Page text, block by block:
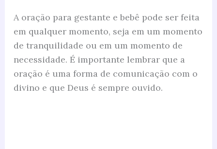
A oração para gestante e bebê pode ser feita
em qualquer momento, seja em um momento
de tranquilidade ou em um momento de
necessidade. É importante lembrar que a
oração é uma forma de comunicação com o
divino e que Deus é sempre ouvido.